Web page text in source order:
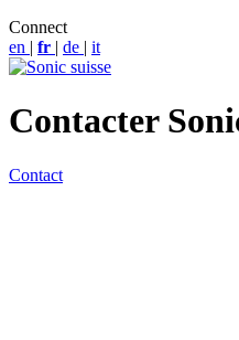
Connect
en | fr | de | it
Contacter
Contact